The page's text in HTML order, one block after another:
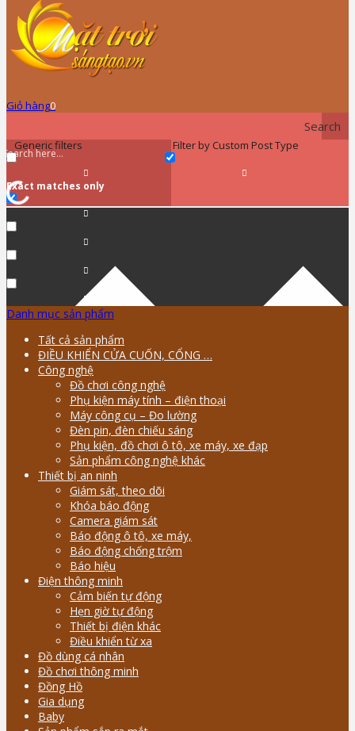
Giỏ hàng0
Search
Generic filters
Exact matches only
Filter by Custom Post Type
Danh mục sản phẩm
Tất cả sản phẩm
ĐIỀU KHIỂN CỬA CUỐN, CỔNG …
Công nghệ
Đồ chơi công nghệ
Phụ kiện máy tính – điện thoại
Máy công cụ – Đo lường
Đèn pin, đèn chiếu sáng
Phụ kiện, đồ chơi ô tô, xe máy, xe đạp
Sản phẩm công nghệ khác
Thiết bị an ninh
Giám sát, theo dõi
Khóa báo động
Camera giám sát
Báo động ô tô, xe máy,
Báo động chống trộm
Báo hiệu
Điện thông minh
Cảm biến tự động
Hẹn giờ tự động
Thiết bị điện khác
Điều khiển từ xa
Đồ dùng cá nhân
Đồ chơi thông minh
Đồng Hồ
Gia dụng
Baby